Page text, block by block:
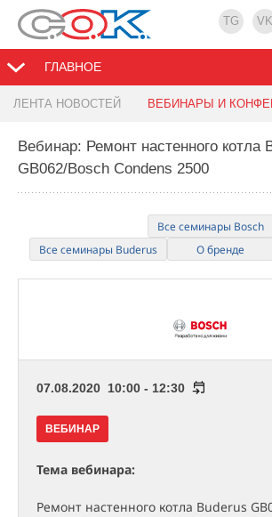
TG VK
ГЛАВНОЕ
ЛЕНТА НОВОСТЕЙ ВЕБИНАРЫ И
Вебинар: Ремонт настенного котла
GB062/Bosch Condens 2500
Все семинары Bosch
Все семинары Buderus
О бренде
07.08.2020 10:00 - 12:30
ВЕБИНАР
Тема вебинара:
Ремонт настенного котла Buderus